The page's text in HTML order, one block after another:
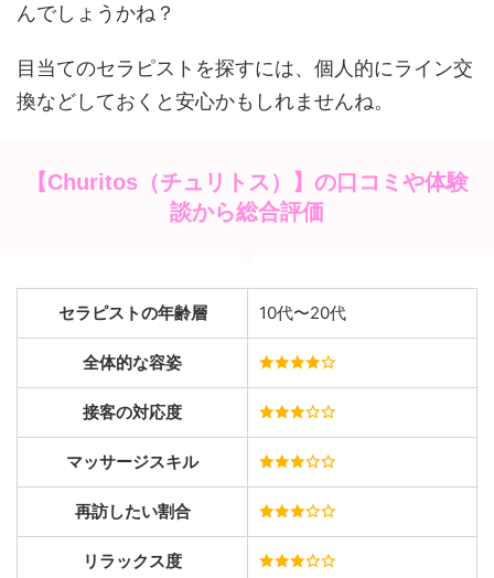
んでしょうかね？
目当てのセラピストを探すには、個人的にライン交
換などしておくと安心かもしれませんね。
【Churitos（チュリトス）】の口コミや体験
談から総合評価
セラピストの年齢層 10代〜20代
全体的な容姿
接客の対応度
マッサージスキル
再訪したい割合
リラックス度